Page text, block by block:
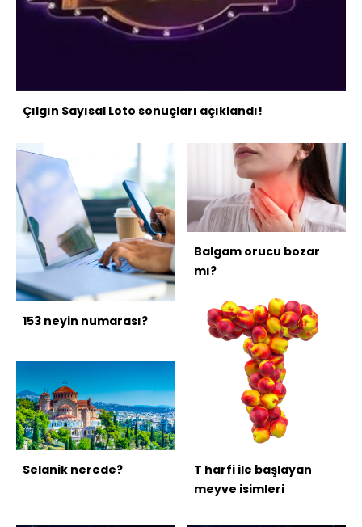
Çılgın Sayısal Loto sonuçları açıklandı!
153 neyin numarası?
Selanik nerede?
Balgam orucu bozar
mı?
T harfi ile başlayan
meyve isimleri